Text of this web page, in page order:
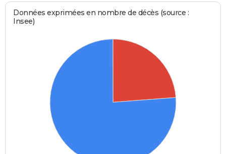
Données exprimées en nombre de décès (source :
Insee)